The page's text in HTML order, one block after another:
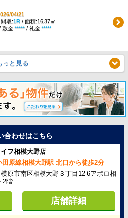
04/21
取:1R/ 面積:16.37㎡
敷金:*****/ 礼金:*****
っと見る
合わせはこちら
フ相模大野店
田原線相模大野駅 北口から徒歩2分
原市南区相模大野３丁目12-6アポロ相
2階
店舗詳細